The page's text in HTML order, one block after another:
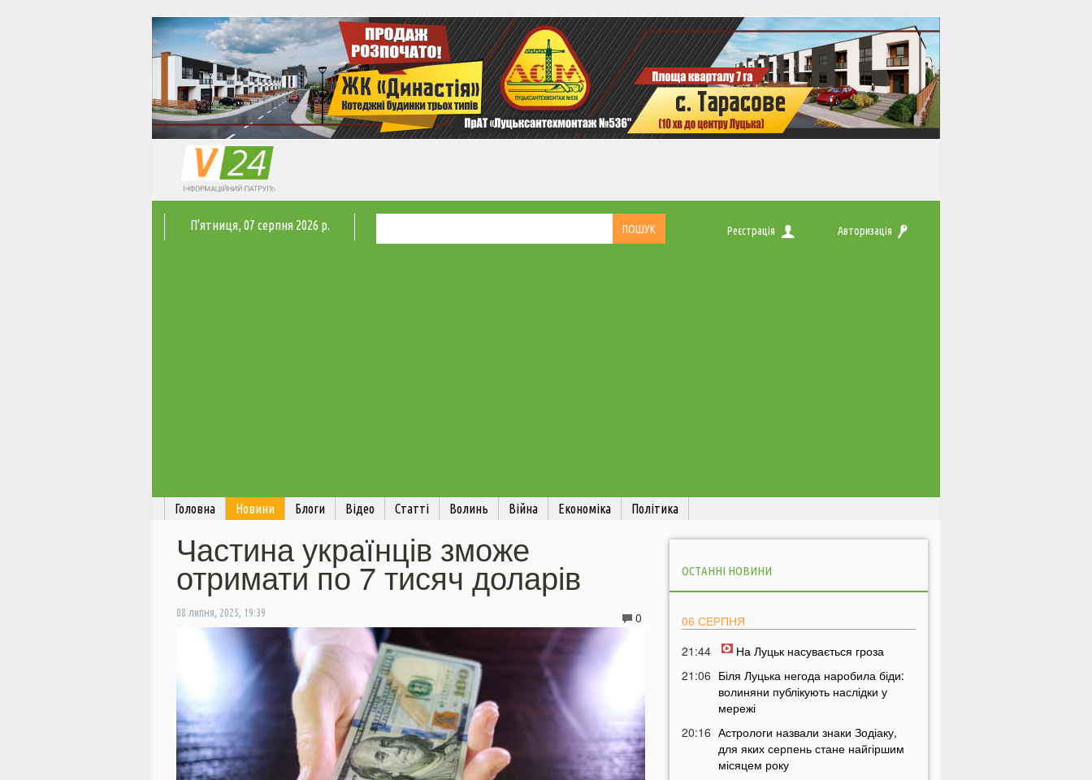
П'ятниця, 07 серпня 2026 р. Реєстрація Авторизація
Головна Новини Блоги Відео Статті Волинь Війна Економіка Політика
Частина українців зможе
отримати по 7 тисяч доларів
08 липня, 2025, 19:39 0
ОСТАННІ НОВИНИ
06 СЕРПНЯ
21:44
На Луцьк насувається гроза
21:06 Біля Луцька негода наробила біди:
волиняни публікують наслідки у
мережі
20:16 Астрологи назвали знаки Зодіаку,
для яких серпень стане найгіршим
місяцем року